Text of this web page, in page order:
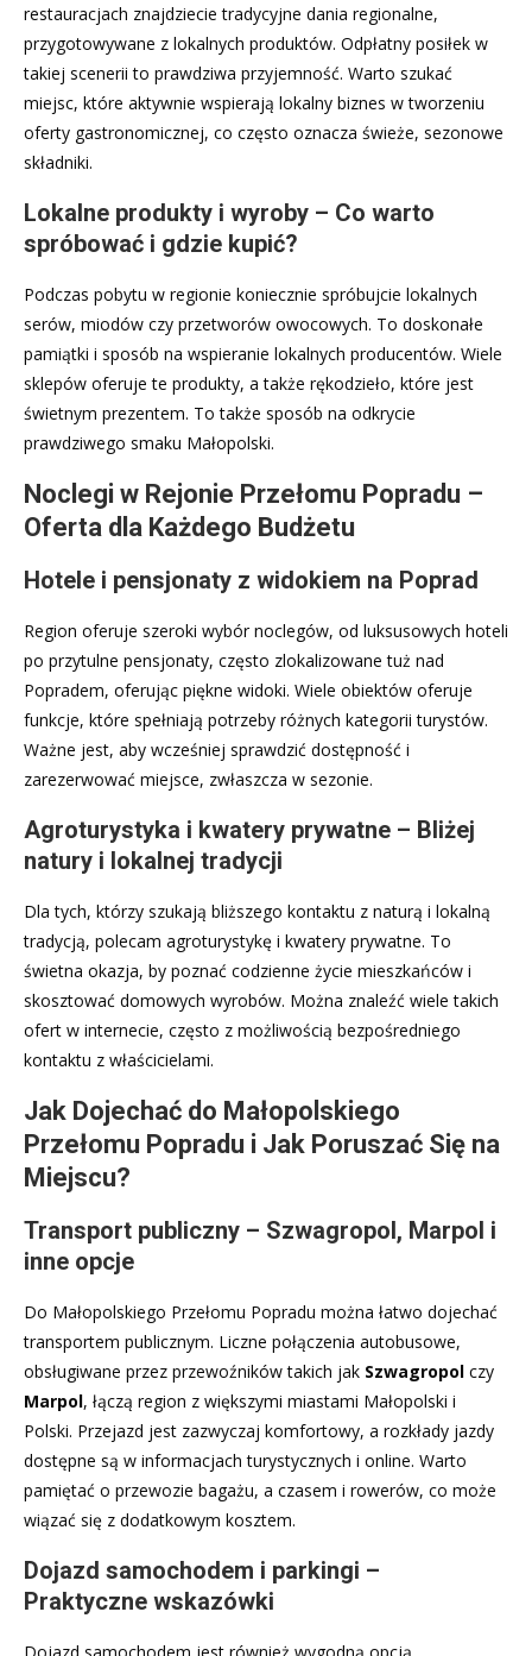
restauracjach znajdziecie tradycyjne dania regionalne,
przygotowywane z lokalnych produktów. Odpłatny posiłek w
takiej scenerii to prawdziwa przyjemność. Warto szukać
miejsc, które aktywnie wspierają lokalny biznes w tworzeniu
oferty gastronomicznej, co często oznacza świeże, sezonowe
składniki.
Lokalne produkty i wyroby – Co warto
spróbować i gdzie kupić?
Podczas pobytu w regionie koniecznie spróbujcie lokalnych
serów, miodów czy przetworów owocowych. To doskonałe
pamiątki i sposób na wspieranie lokalnych producentów. Wiele
sklepów oferuje te produkty, a także rękodzieło, które jest
świetnym prezentem. To także sposób na odkrycie
prawdziwego smaku Małopolski.
Noclegi w Rejonie Przełomu Popradu –
Oferta dla Każdego Budżetu
Hotele i pensjonaty z widokiem na Poprad
Region oferuje szeroki wybór noclegów, od luksusowych hoteli
po przytulne pensjonaty, często zlokalizowane tuż nad
Popradem, oferując piękne widoki. Wiele obiektów oferuje
funkcje, które spełniają potrzeby różnych kategorii turystów.
Ważne jest, aby wcześniej sprawdzić dostępność i
zarezerwować miejsce, zwłaszcza w sezonie.
Agroturystyka i kwatery prywatne – Bliżej
natury i lokalnej tradycji
Dla tych, którzy szukają bliższego kontaktu z naturą i lokalną
tradycją, polecam agroturystykę i kwatery prywatne. To
świetna okazja, by poznać codzienne życie mieszkańców i
skosztować domowych wyrobów. Można znaleźć wiele takich
ofert w internecie, często z możliwością bezpośredniego
kontaktu z właścicielami.
Jak Dojechać do Małopolskiego
Przełomu Popradu i Jak Poruszać Się na
Miejscu?
Transport publiczny – Szwagropol, Marpol i
inne opcje
Do Małopolskiego Przełomu Popradu można łatwo dojechać
transportem publicznym. Liczne połączenia autobusowe,
obsługiwane przez przewoźników takich jak Szwagropol czy
Marpol, łączą region z większymi miastami Małopolski i
Polski. Przejazd jest zazwyczaj komfortowy, a rozkłady jazdy
dostępne są w informacjach turystycznych i online. Warto
pamiętać o przewozie bagażu, a czasem i rowerów, co może
wiązać się z dodatkowym kosztem.
Dojazd samochodem i parkingi –
Praktyczne wskazówki
Dojazd samochodem jest również wygodną opcją,